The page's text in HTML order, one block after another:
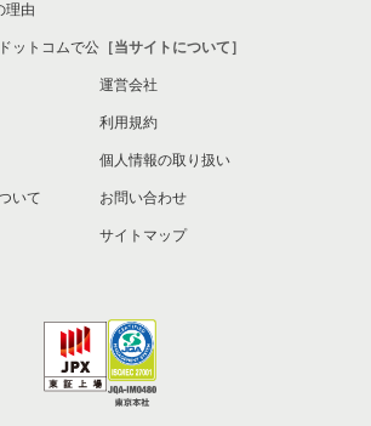
理由
ットコムで公
いて
［当サイトについて］
運営会社
利用規約
個人情報の取り扱い
お問い合わせ
サイトマップ